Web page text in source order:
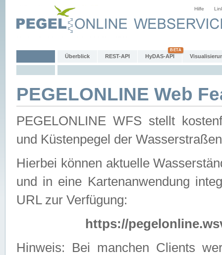
Hilfe
Überblick REST-API HyDAS-API
PEGELONLINE Web
PEGELONLINE WFS stellt
und Küstenpegel der
Hierbei können aktuelle
und in eine Kartenanwendung
URL zur Verfügung:
https://
Hinweis: Bei manchen Clients